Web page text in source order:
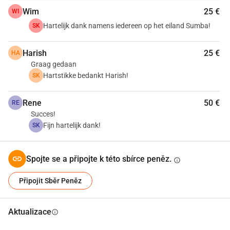
WI Wim 25 €
SK Hartelijk dank namens iedereen op het eiland Sumba!
HA Harish 25 €
Graag gedaan
SK Hartstikke bedankt Harish!
RE Rene 50 €
Succes!
SK Fijn hartelijk dank!
Spojte se a připojte k této sbírce peněz. info
Připojit Sběr Peněz
Aktualizaceinfo